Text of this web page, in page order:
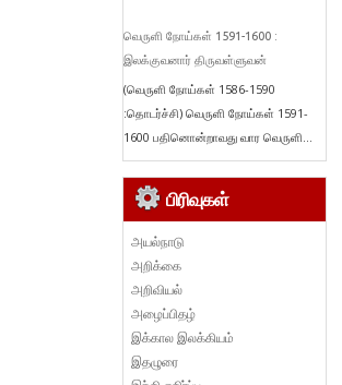
வெருளி நோய்கள் 1591-1600 :
இலக்குவனார் திருவள்ளுவன்
(வெருளி நோய்கள் 1586-1590
:தொடர்ச்சி) வெருளி நோய்கள் 1591-
1600 பதினொன்றாவது வார வெருளி...
பிரிவுகள்
அயல்நாடு
அறிக்கை
அறிவியல்
அழைப்பிதழ்
இக்கால இலக்கியம்
இதழுரை